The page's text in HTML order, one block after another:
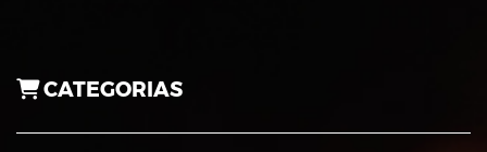
CATEGORIAS